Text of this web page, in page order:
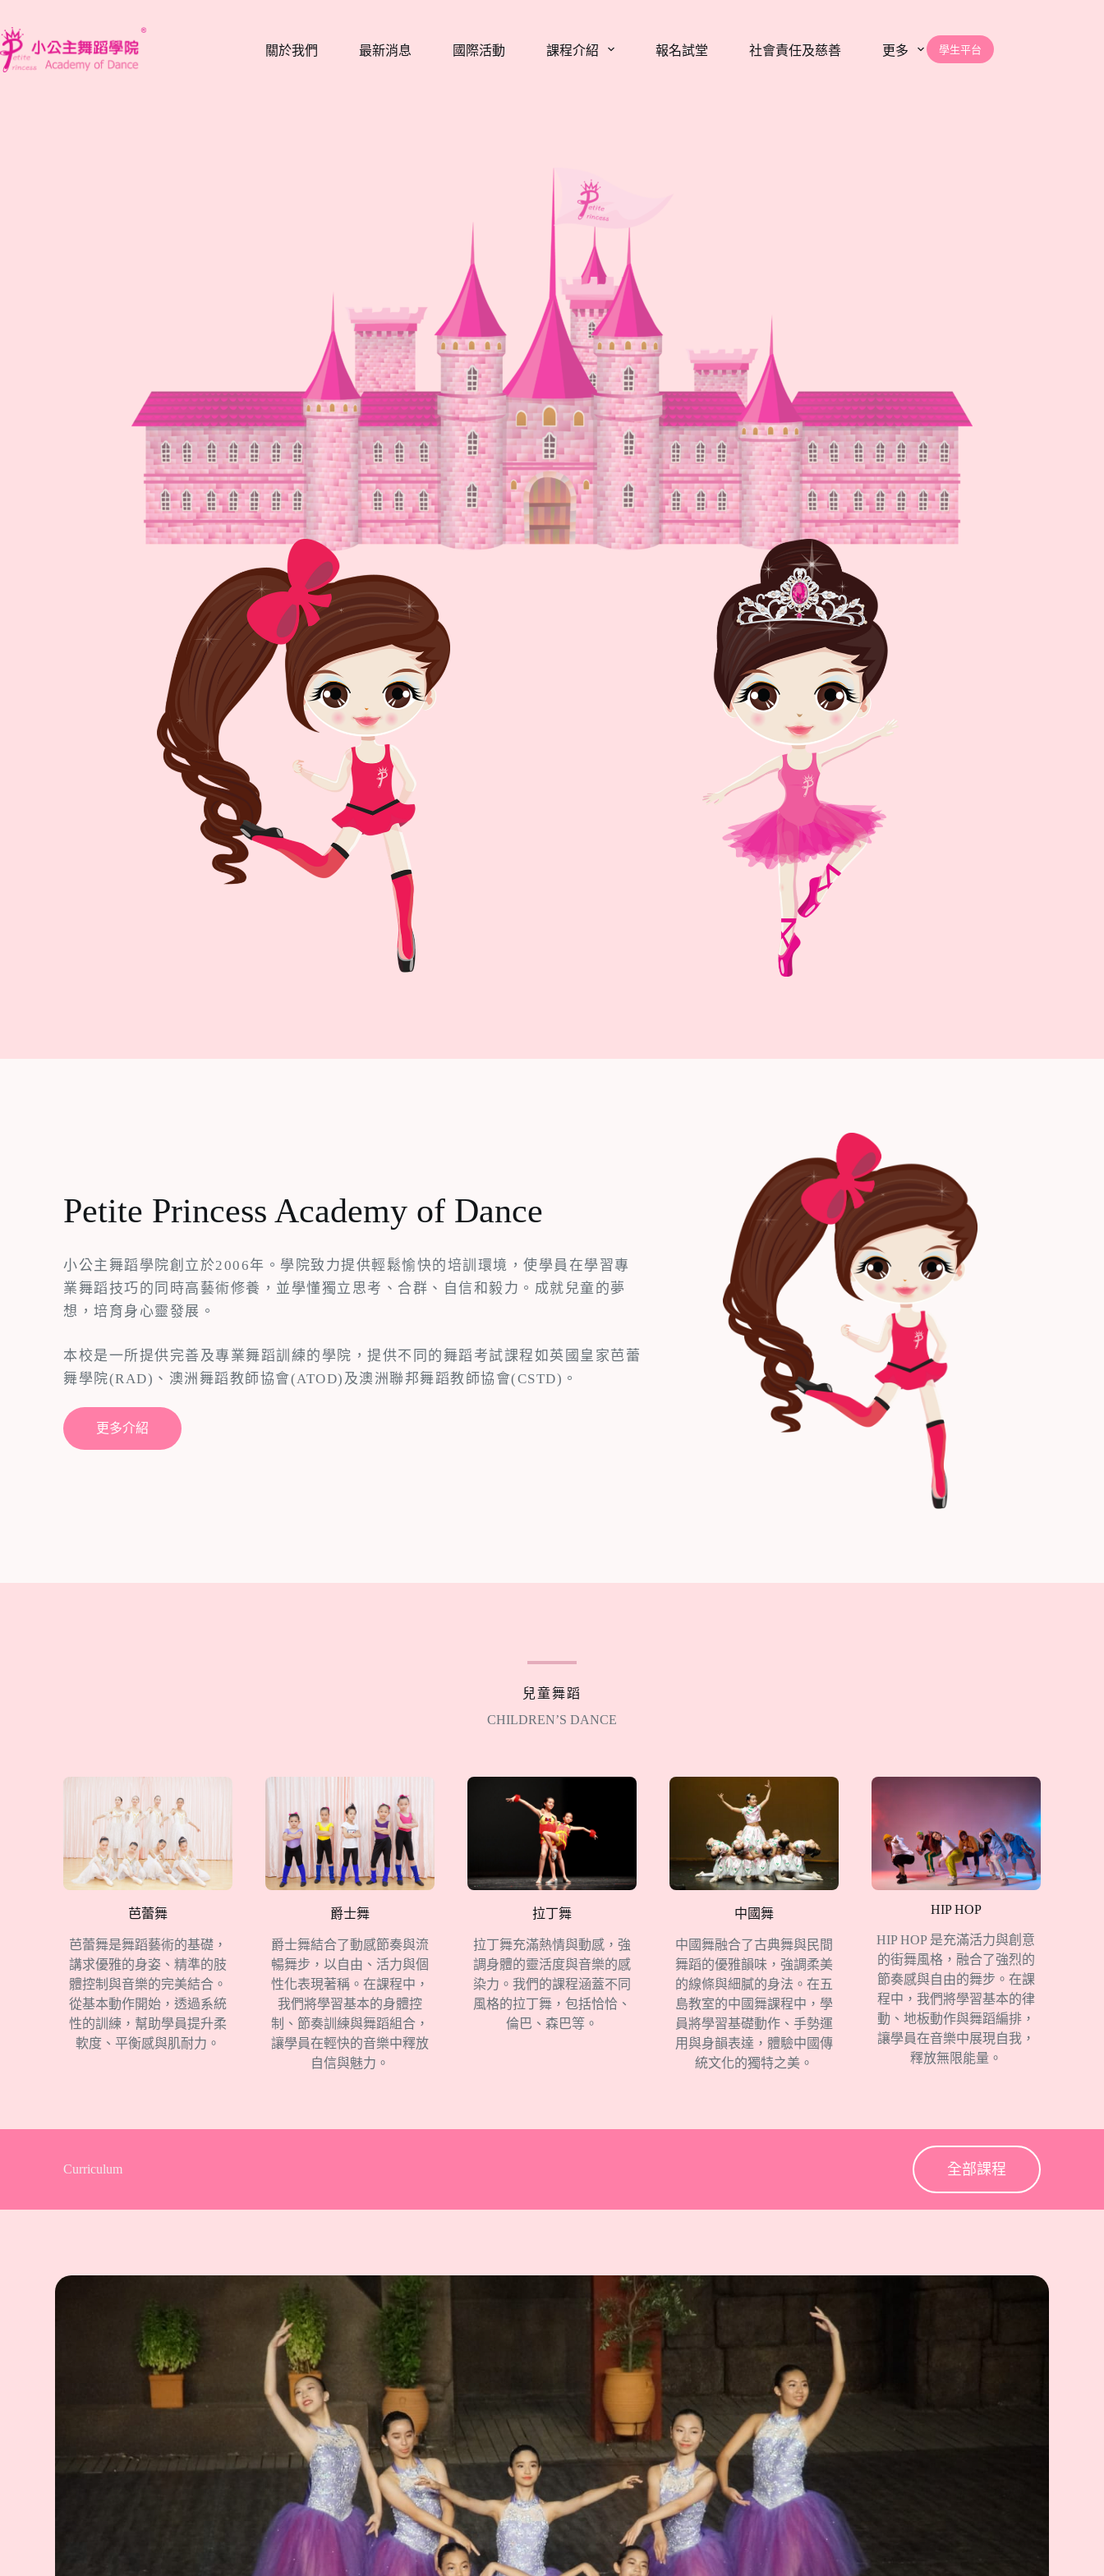
至
主
關於我們 最新消息 國際活動 課程介紹 報名試堂 社會責任及慈善 更多 學生平台
Petite Princess Academy of Dance
小公主舞蹈學院創立於2006年。學院致力提供輕鬆愉快的培訓環境，使學員在學習專
業舞蹈技巧的同時高藝術修養，並學懂獨立思考、合群、自信和毅力。成就兒童的夢
想，培育身心靈發展。
本校是一所提供完善及專業舞蹈訓練的學院，提供不同的舞蹈考試課程如英國皇家芭蕾
舞學院(RAD)、澳洲舞蹈教師協會(ATOD)及澳洲聯邦舞蹈教師協會(CSTD)。
更多介紹
兒童舞蹈
CHILDREN’S DANCE
芭蕾舞
芭蕾舞是舞蹈藝術的基礎，
講求優雅的身姿、精準的肢
體控制與音樂的完美結合。
從基本動作開始，透過系統
性的訓練，幫助學員提升柔
軟度、平衡感與肌耐力。
爵士舞
爵士舞結合了動感節奏與流
暢舞步，以自由、活力與個
性化表現著稱。在課程中，
我們將學習基本的身體控
制、節奏訓練與舞蹈組合，
讓學員在輕快的音樂中釋放
自信與魅力。
拉丁舞
拉丁舞充滿熱情與動感，強
調身體的靈活度與音樂的感
染力。我們的課程涵蓋不同
風格的拉丁舞，包括恰恰、
倫巴、森巴等。
中國舞
中國舞融合了古典舞與民間
舞蹈的優雅韻味，強調柔美
的線條與細膩的身法。在五
島教室的中國舞課程中，學
員將學習基礎動作、手勢運
用與身韻表達，體驗中國傳
統文化的獨特之美。
HIP HOP
HIP HOP 是充滿活力與創意
的街舞風格，融合了強烈的
節奏感與自由的舞步。在課
程中，我們將學習基本的律
動、地板動作與舞蹈編排，
讓學員在音樂中展現自我，
釋放無限能量。
Curriculum 全部課程